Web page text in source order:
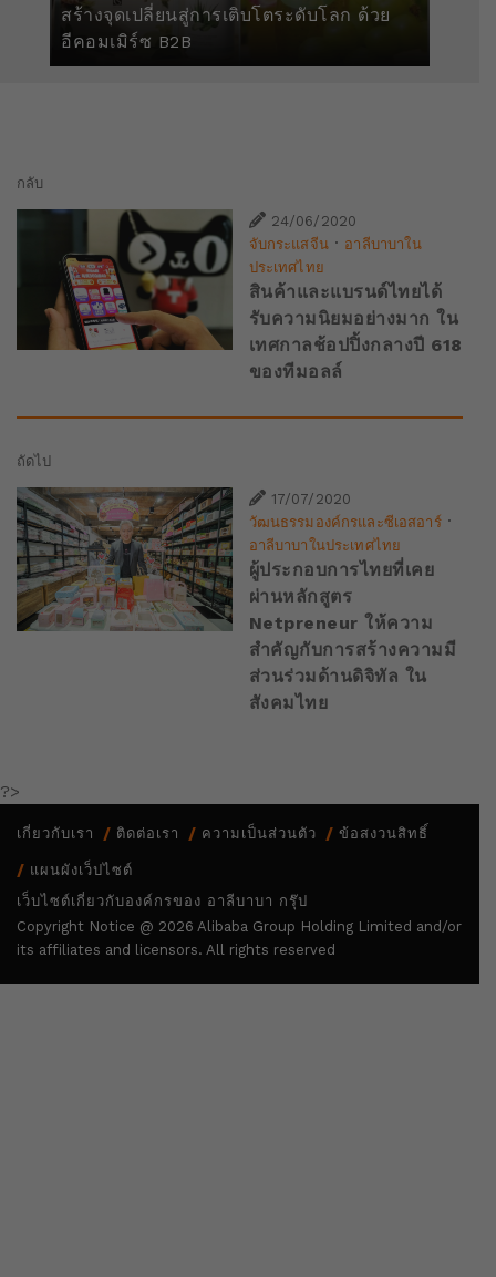
สร้างจุดเปลี่ยนสู่การเติบโตระดับโลก ด้วย
อีคอมเมิร์ซ B2B
กลับ
24/06/2020
จับกระแสจีน· อาลีบาบาใน
ประเทศไทย
สินค้าและแบรนด์ไทยได้
รับความนิยมอย่างมาก ใน
เทศกาลช้อปปิ้งกลางปี 618
ของทีมอลล์
ถัดไป
17/07/2020
วัฒนธรรมองค์กรและซีเอสอาร์·
อาลีบาบาในประเทศไทย
ผู้ประกอบการไทยที่เคย
ผ่านหลักสูตร
Netpreneur ให้ความ
สำคัญกับการสร้างความมี
ส่วนร่วมด้านดิจิทัล ใน
สังคมไทย
?>
เกี่ยวกับเรา ติดต่อเรา ความเป็นส่วนตัว ข้อสงวนสิทธิ์
แผนผังเว็ปไซต์
เว็บไซต์เกี่ยวกับองค์กรของ อาลีบาบา กรุ๊ป
Copyright Notice @ 2026 Alibaba Group Holding Limited and/or
its affiliates and licensors. All rights reserved